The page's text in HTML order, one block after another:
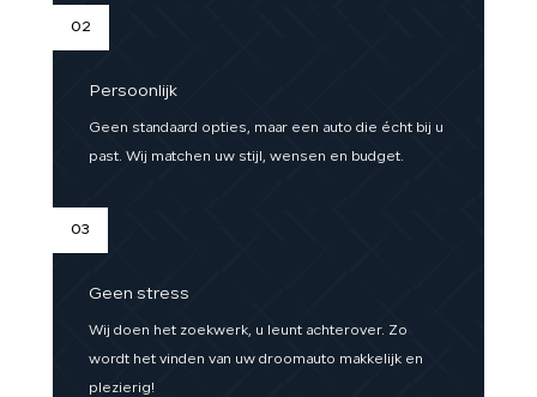
02
Persoonlijk
Geen standaard opties, maar een auto die écht bij u
past. Wij matchen uw stijl, wensen en budget.
03
Geen stress
Wij doen het zoekwerk, u leunt achterover. Zo
wordt het vinden van uw droomauto makkelijk en
plezierig!